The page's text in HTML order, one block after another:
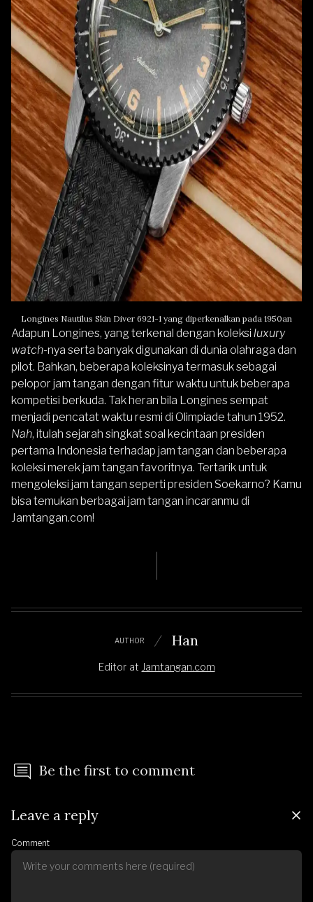
Longines Nautilus Skin Diver 6921-1 yang diperkenalkan pada 1950an
Adapun Longines, yang terkenal dengan koleksi luxury
watch-nya serta banyak digunakan di dunia olahraga dan
pilot. Bahkan, beberapa koleksinya termasuk sebagai
pelopor jam tangan dengan fitur waktu untuk beberapa
kompetisi berkuda. Tak heran bila Longines sempat
menjadi pencatat waktu resmi di Olimpiade tahun 1952.
Nah, itulah sejarah singkat soal kecintaan presiden
pertama Indonesia terhadap jam tangan dan beberapa
koleksi merek jam tangan favoritnya. Tertarik untuk
mengoleksi jam tangan seperti presiden Soekarno? Kamu
bisa temukan berbagai jam tangan incaranmu di
Jamtangan.com!
AUTHOR Han
Editor at Jamtangan.com
Be the first to comment
Leave a reply
Comment